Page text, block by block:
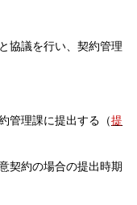
協議を行い、契約管理
管理課に提出する（提
契約の場合の提出時期